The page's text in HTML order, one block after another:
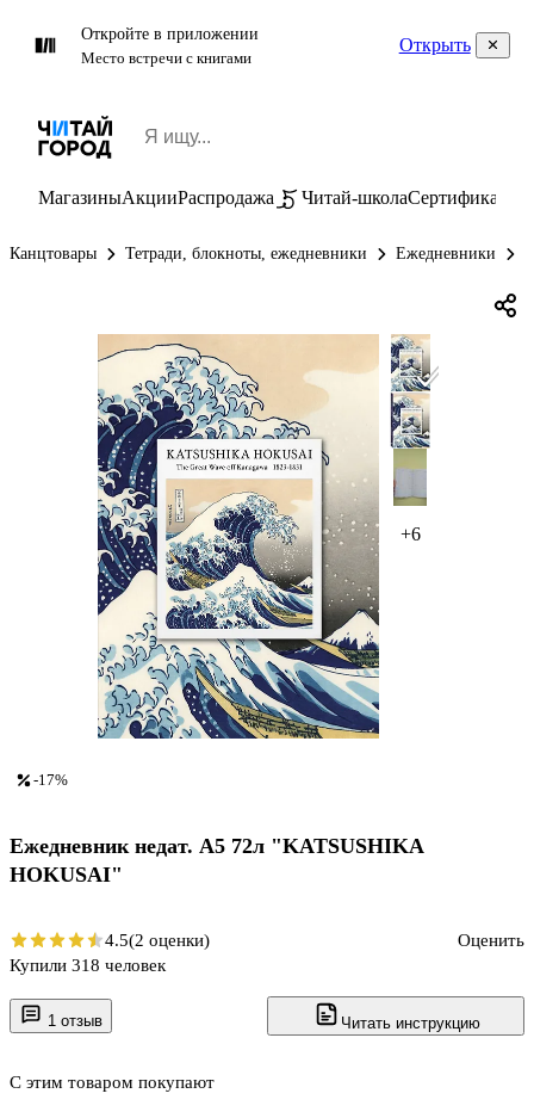
Откройте в приложении
Место встречи с книгами
Открыть
МагазиныАкцииРаспродажа Читай-школаСертификаты
Канцтовары Тетради, блокноты, ежедневники Ежедневники
+6
1 отзыв Читать инструкцию
С этим товаром покупают
-17%
Ежедневник недат. А5 72л "KATSUSHIKA
HOKUSAI"
4.5(2 оценки)
Оценить
Купили 318 человек